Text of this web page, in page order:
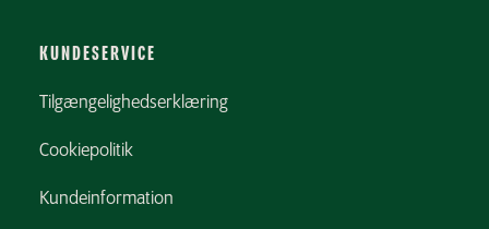
KUNDESERVICE
Tilgængelighedserklæring
Cookiepolitik
Kundeinformation